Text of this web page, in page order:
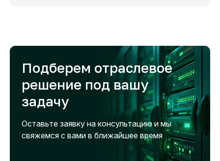
Подберем отраслевое
решение под вашу
задачу
Оставьте заявку на консультацию и мы
свяжемся с вами в ближайшее время